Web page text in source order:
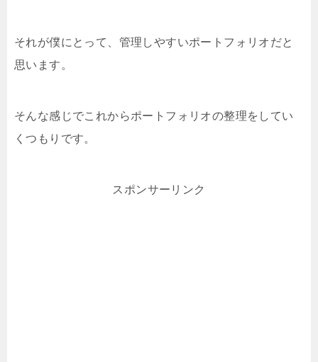
それが僕にとって、管理しやすいポートフォリオだと
思います。
そんな感じでこれからポートフォリオの整理をしてい
くつもりです。
スポンサーリンク